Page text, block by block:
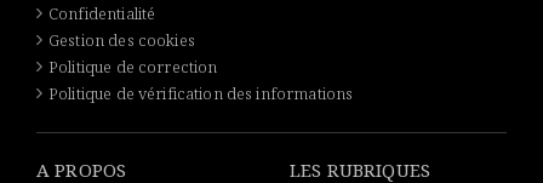
Confidentialité
Gestion des cookies
Politique de correction
Politique de vérification des informations
A PROPOS LES RUBRIQUES